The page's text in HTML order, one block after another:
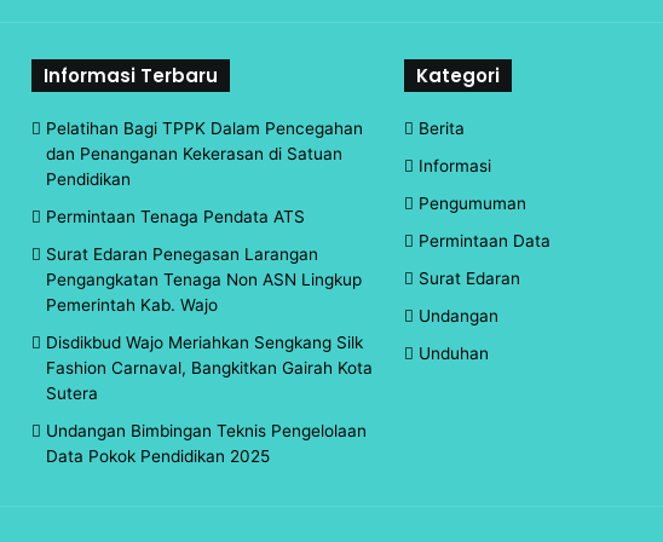
Informasi Terbaru
Pelatihan Bagi TPPK Dalam Pencegahan
dan Penanganan Kekerasan di Satuan
Pendidikan
Permintaan Tenaga Pendata ATS
Surat Edaran Penegasan Larangan
Pengangkatan Tenaga Non ASN Lingkup
Pemerintah Kab. Wajo
Disdikbud Wajo Meriahkan Sengkang Silk
Fashion Carnaval, Bangkitkan Gairah Kota
Sutera
Undangan Bimbingan Teknis Pengelolaan
Data Pokok Pendidikan 2025
Kategori
Berita
Informasi
Pengumuman
Permintaan Data
Surat Edaran
Undangan
Unduhan